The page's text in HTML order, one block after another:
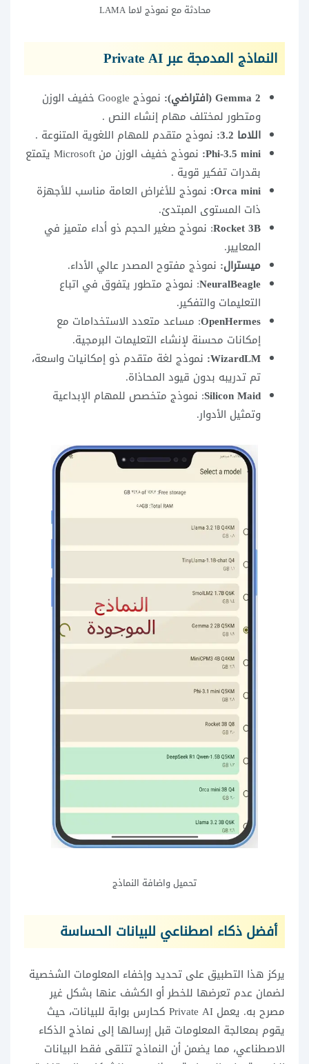
محادثة مع نموذج لاما LAMA
النماذج المدمجة عبر Private AI
Gemma 2 (افتراضي):
نموذج Google خفيف الوزن
ومتطور لمختلف مهام إنشاء النص .
اللاما 3.2:
نموذج متقدم للمهام اللغوية المتنوعة .
Phi-3.5 mini:
نموذج خفيف الوزن من Microsoft يتمتع
بقدرات تفكير قوية .
Orca mini: نموذج للأغراض العامة مناسب للأجهزة
ذات المستوى المبتدئ.
Rocket 3B: نموذج صغير الحجم ذو أداء متميز في
المعايير.
ميسترال: نموذج مفتوح المصدر عالي الأداء.
NeuralBeagle: نموذج متطور يتفوق في اتباع
التعليمات والتفكير.
OpenHermes: مساعد متعدد الاستخدامات مع
إمكانات محسنة لإنشاء التعليمات البرمجية.
WizardLM: نموذج لغة متقدم ذو إمكانيات واسعة،
تم تدريبه بدون قيود المحاذاة.
Silicon Maid: نموذج متخصص للمهام الإبداعية
وتمثيل الأدوار.
تحميل واضافة النماذج
أفضل ذكاء اصطناعي للبيانات الحساسة
يركز هذا التطبيق على تحديد وإخفاء المعلومات الشخصية
لضمان عدم تعرضها للخطر أو الكشف عنها بشكل غير
مصرح به. يعمل Private AI كحارس بوابة للبيانات، حيث
يقوم بمعالجة المعلومات قبل إرسالها إلى نماذج الذكاء
الاصطناعي، مما يضمن أن النماذج تتلقى فقط البيانات